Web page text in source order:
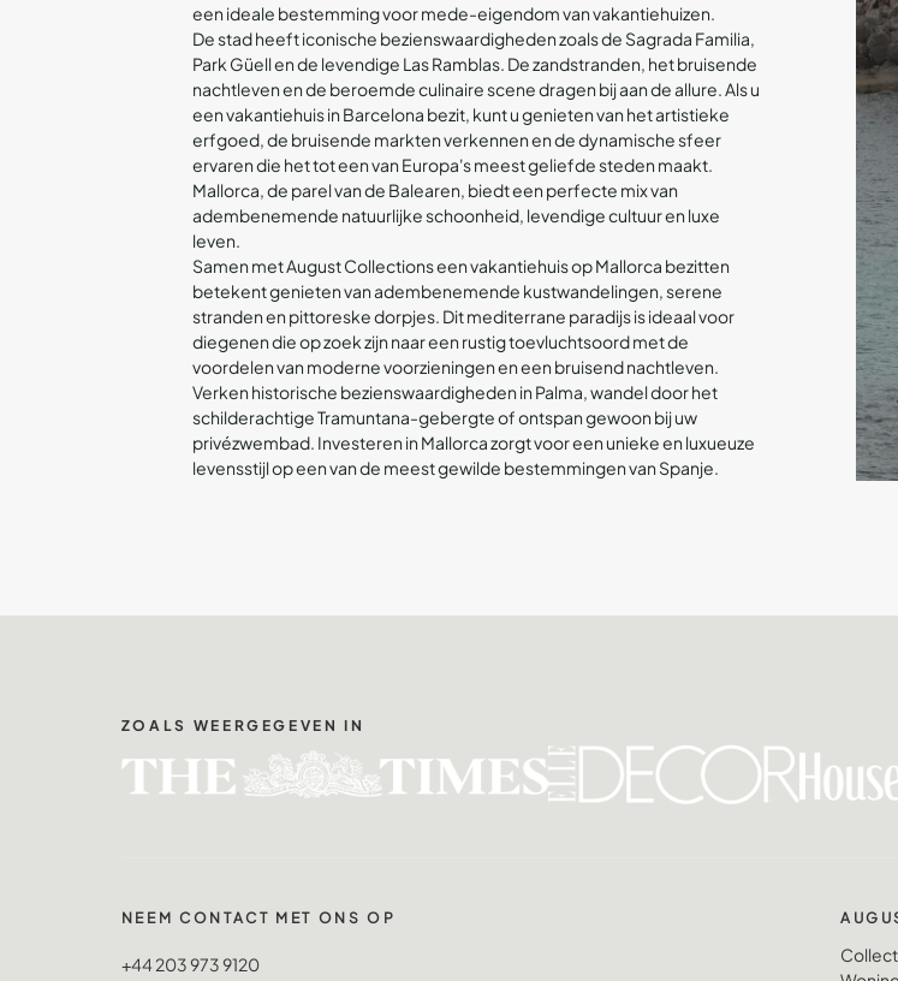
een ideale bestemming voor mede-eigendom van vakantiehuizen.
De stad heeft iconische bezienswaardigheden zoals de Sagrada Familia,
Park Güell en de levendige Las Ramblas. De zandstranden, het bruisende
nachtleven en de beroemde culinaire scene dragen bij aan de allure. Als u
een vakantiehuis in Barcelona bezit, kunt u genieten van het artistieke
erfgoed, de bruisende markten verkennen en de dynamische sfeer
ervaren die het tot een van Europa's meest geliefde steden maakt.
Mallorca, de parel van de Balearen, biedt een perfecte mix van
adembenemende natuurlijke schoonheid, levendige cultuur en luxe
leven.
Samen met August Collections een vakantiehuis op Mallorca bezitten
betekent genieten van adembenemende kustwandelingen, serene
stranden en pittoreske dorpjes. Dit mediterrane paradijs is ideaal voor
diegenen die op zoek zijn naar een rustig toevluchtsoord met de
voordelen van moderne voorzieningen en een bruisend nachtleven.
Verken historische bezienswaardigheden in Palma, wandel door het
schilderachtige Tramuntana-gebergte of ontspan gewoon bij uw
privézwembad. Investeren in Mallorca zorgt voor een unieke en luxueuze
levensstijl op een van de meest gewilde bestemmingen van Spanje.
ZOALS WEERGEGEVEN IN
NEEM CONTACT MET ONS OP
+44 203 973 9120